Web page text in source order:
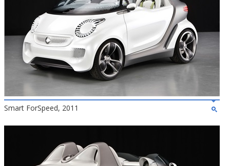
Smart ForSpeed, 2011